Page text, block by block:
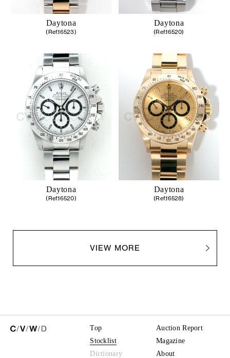
Daytona
(Ref.16523)
Daytona
(Ref.16520)
Daytona
(Ref.16520)
Daytona
(Ref.16528)
VIEW MORE
Top
Stocklist
Dictionary
Auction Report
Magazine
About